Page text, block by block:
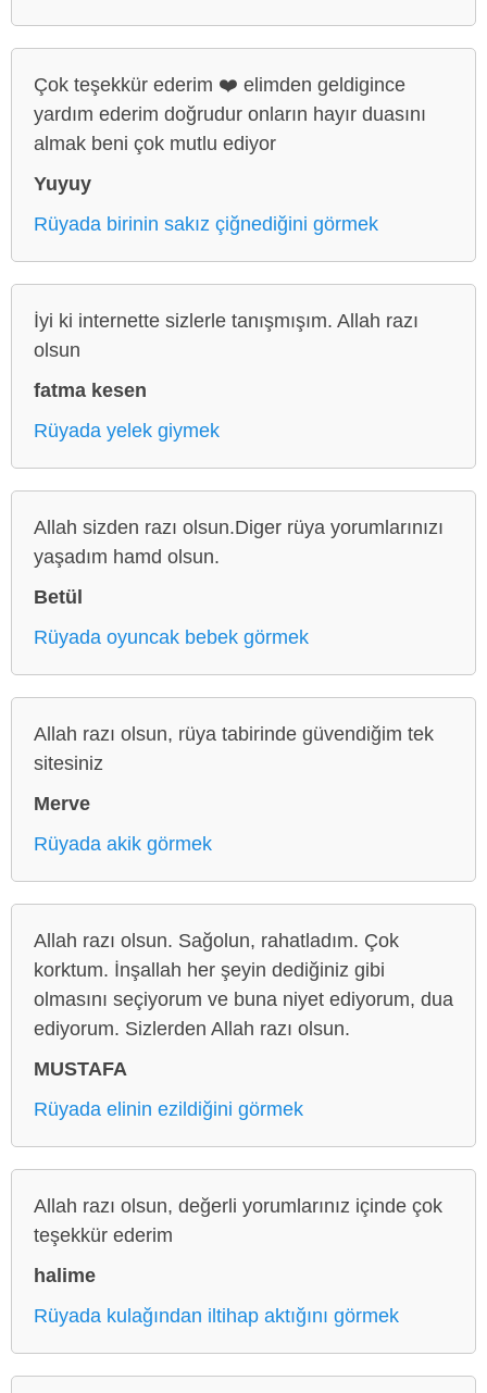
Çok teşekkür ederim ❤️ elimden geldigince
yardım ederim doğrudur onların hayır duasını
almak beni çok mutlu ediyor
Yuyuy
Rüyada birinin sakız çiğnediğini görmek
İyi ki internette sizlerle tanışmışım. Allah razı
olsun
fatma kesen
Rüyada yelek giymek
Allah sizden razı olsun.Diger rüya yorumlarınızı
yaşadım hamd olsun.
Betül
Rüyada oyuncak bebek görmek
Allah razı olsun, rüya tabirinde güvendiğim tek
sitesiniz
Merve
Rüyada akik görmek
Allah razı olsun. Sağolun, rahatladım. Çok
korktum. İnşallah her şeyin dediğiniz gibi
olmasını seçiyorum ve buna niyet ediyorum, dua
ediyorum. Sizlerden Allah razı olsun.
MUSTAFA
Rüyada elinin ezildiğini görmek
Allah razı olsun, değerli yorumlarınız içinde çok
teşekkür ederim
halime
Rüyada kulağından iltihap aktığını görmek